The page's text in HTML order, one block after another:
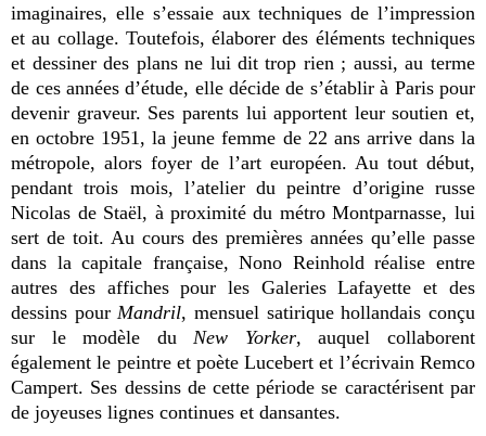
imaginaires, elle s’essaie aux techniques de l’impression
et au collage. Toutefois, élaborer des éléments techniques
et dessiner des plans ne lui dit trop rien ; aussi, au terme
de ces années d’étude, elle décide de s’établir à Paris pour
devenir graveur. Ses parents lui apportent leur soutien et,
en octobre 1951, la jeune femme de 22 ans arrive dans la
métropole, alors foyer de l’art européen. Au tout début,
pendant trois mois, l’atelier du peintre d’origine russe
Nicolas de Staël, à proximité du métro Montparnasse, lui
sert de toit. Au cours des premières années qu’elle passe
dans la capitale française, Nono Reinhold réalise entre
autres des affiches pour les Galeries Lafayette et des
dessins pour Mandril, mensuel satirique hollandais conçu
sur le modèle du New Yorker, auquel collaborent
également le peintre et poète Lucebert et l’écrivain Remco
Campert. Ses dessins de cette période se caractérisent par
de joyeuses lignes continues et dansantes.